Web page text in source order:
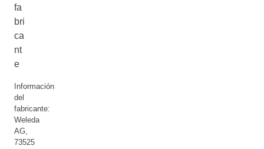
fa
bri
ca
nt
e
Información
del
fabricante:
Weleda
AG,
73525